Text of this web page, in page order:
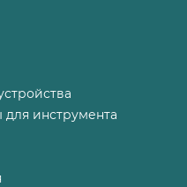
для инструмента